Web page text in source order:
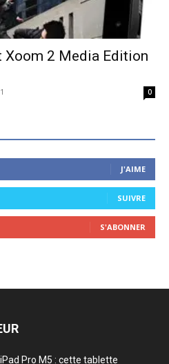
2 Media Edition
0
J'AIME
SUIVRE
S'ABONNER
Pro M5 : cette tablette